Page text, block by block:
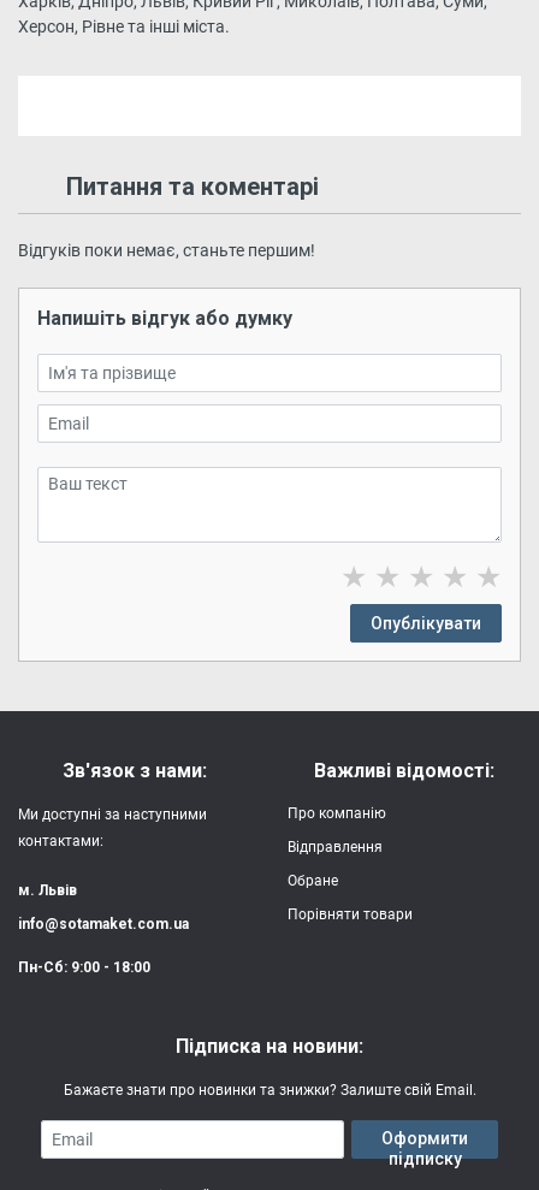
Херсон, Рівне та інші міста.
Питання та коментарі
Відгуків поки немає, станьте першим!
Напишіть відгук або думку
★ ★ ★ ★ ★
Опублікувати
Зв'язок з нами:
Ми доступні за наступними
контактами:
м. Львів
info@sotamaket.com.ua
Пн-Сб: 9:00 - 18:00
Важливі відомості:
Про компанію
Відправлення
Обране
Порівняти товари
Підписка на новини:
Бажаєте знати про новинки та знижки? Залиште свій Email.
Email
Оформити
підписку